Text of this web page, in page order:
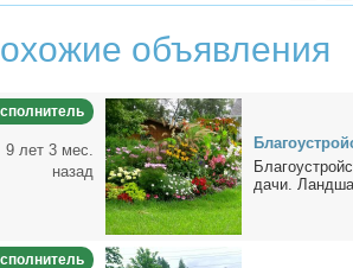
объявления
9 лет 3 мес.
назад
да­чи.